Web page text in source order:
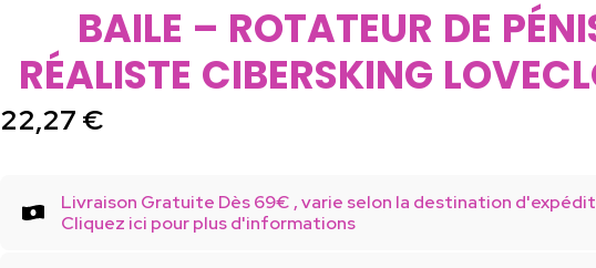
BAILE – ROTATEUR DE
RÉALISTE CIBERSKING
22,27 €
Livraison Gratuite Dès 69€ , varie selon la destination
Cliquez ici pour plus d'informations